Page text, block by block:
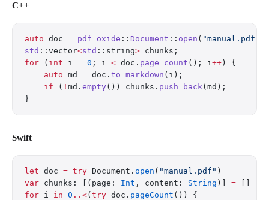
C++
auto doc = pdf_oxide :: Document :: open ( "manual.pdf"
std ::vector<std ::string> chunks;
for ( int i = 0 ; i < doc. page_count (); i++ ) {
    auto
md = doc. to_markdown (i);
    if
( ! md. empty ()) chunks. push_back(md);
}
Swift
let doc = try Document. open ( "manual.pdf" )
var chunks: [(page: Int , content: String )] =
for i in 0 ..<( try doc. pageCount ()) {